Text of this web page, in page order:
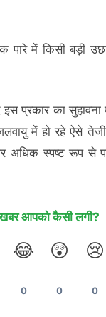
पारे में किसी बड़ी
इस प्रकार का
में हो रहे ऐसे
स्पष्ट रूप से
आपको कैसी लगी?
😂
0
😲
0
😢
0